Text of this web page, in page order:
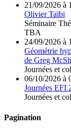
21/09/2026 à
Olivier Taïbi
Séminaire
TBA
24/09/2026 à
Géométrie
de Greg
Journées et
06/10/2026 à
Journées EFI
Journées et
Pagination